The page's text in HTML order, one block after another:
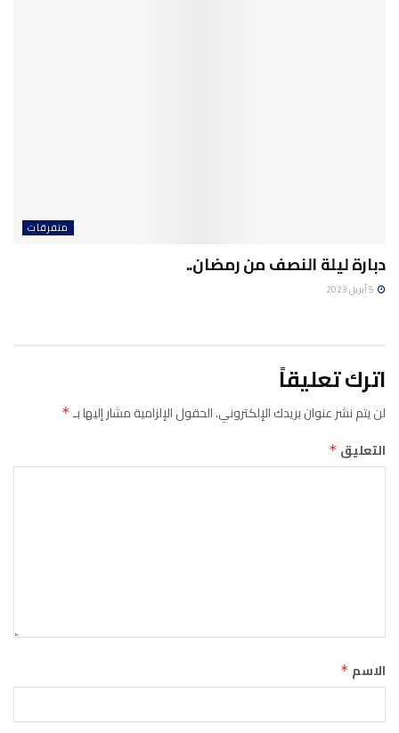
متفرقات
دبارة ليلة النصف من رمضان..
اترك تعليقاً
لن يتم نشر عنوان بريدك الإلكتروني.الحقول الإلزامية مشار إليها بـ*
التعليق *
الاسم *